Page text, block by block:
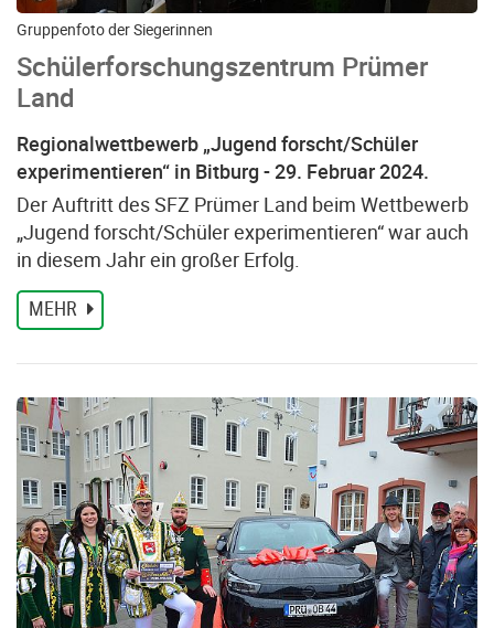
Gruppenfoto der Siegerinnen
Schülerforschungszentrum Prümer
Land
Regionalwettbewerb „Jugend forscht/Schüler
experimentieren“ in Bitburg - 29. Februar 2024.
Der Auftritt des SFZ Prümer Land beim Wettbewerb
„Jugend forscht/Schüler experimentieren“ war auch
in diesem Jahr ein großer Erfolg.
MEHR